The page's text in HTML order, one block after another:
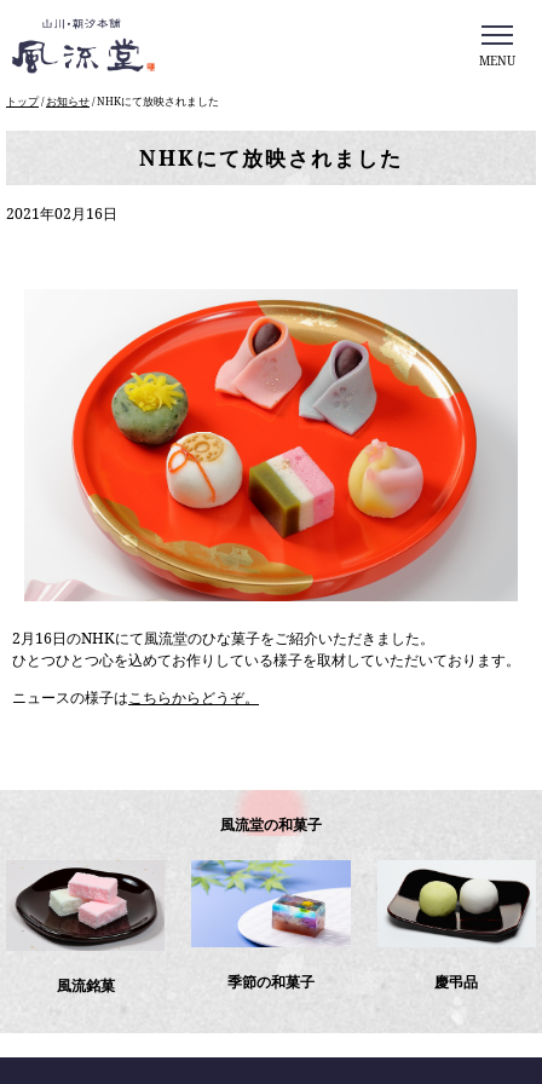
このページの本文へ
MENU
現
置：
トップ/お知らせ/NHKにて放映されました
NHKにて放映されました
2021年02月16日
2月16日のNHKにて風流堂のひな菓子をご紹介いただきました。
ひとつひとつ心を込めてお作りしている様子を取材していただいております。
ニュースの様子はこちらからどうぞ。
風流堂の和菓子
風流銘菓 季節の和菓子 慶弔品